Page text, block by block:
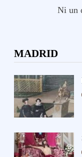
Ni un
MADRID